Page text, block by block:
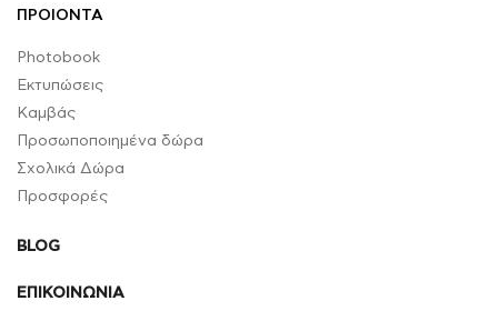
ΠΡΟΙΟΝΤΑ
Photobook
Εκτυπώσεις
Καμβάς
Προσωποποιημένα δώρα
Σχολικά Δώρα
Προσφορές
BLOG
ΕΠΙΚΟΙΝΩΝΙΑ